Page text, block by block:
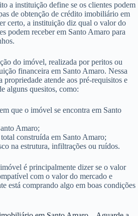
a instituição define se os clientes podem
de obtenção de crédito imobiliário em
certo, a instituição diz qual o valor do
podem receber em Santo Amaro para
do imóvel, realizada por peritos ou
financeira em Santo Amaro. Nessa
propriedade atende aos pré-requisitos e
alguns quesitos, como:
que o imóvel se encontra em Santo
Amaro;
construída em Santo Amaro;
na estrutura, infiltrações ou ruídos.
é principalmente dizer se o valor
com o valor do mercado e
está comprando algo em boas condições